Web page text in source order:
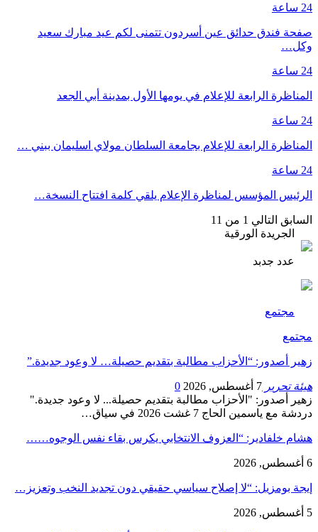
24 ساعة
صفحة فندق حدائق عين أسردون تتمنى لكم عيد مبارك سعيد
وكل…
24 ساعة
المناظرة الرابعة للإعلام في يومها الأول بمدينة أبي الجعد
24 ساعة
المناظرة الرابعة للإعلام بجامعة السلطان مولاي اسليمان ببني …
24 ساعة
الرئيس المؤسس لمناظرة الإعلام يلقي كلمة افتتاح النسخة…
السابق التالي 1 من 11
الجريدة الورقية
عدد جدبد
مجتمع
مجتمع
زهير أصدور: “الأحزاب مطالبة بتقديم حصيلة… لا وعود جديدة.”
هيئة تحرير 7 أغسطس, 2026
0
زهير أصدور: "الأحزاب مطالبة بتقديم حصيلة... لا وعود جديدة."
دردشة مع ياسمين الحاج 7 غشت 2026 في سياق…
هشام خلفادير: “العزوف الانتخابي يكرس بقاء نفس الوجوه……
6 أغسطس, 2026
إيجة بومزيل: “لا إصلاح سياسي حقيقي دون تجديد النخب وتعزيز…
5 أغسطس, 2026